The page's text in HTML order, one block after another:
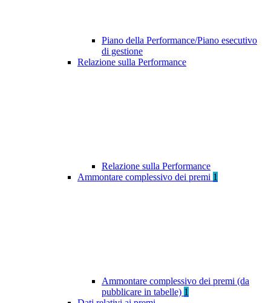
Piano della Performance/Piano esecutivo
di gestione
Relazione sulla Performance
Relazione sulla Performance
Ammontare complessivo dei premi 1
Ammontare complessivo dei premi (da
pubblicare in tabelle) 1